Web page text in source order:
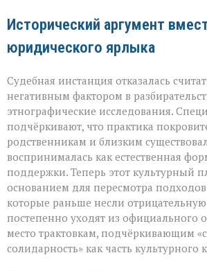
Исторический аргумент
юридического ярлыка
Судебная инстанция отказалась
негативным фактором в
этнографические исследования.
подчёркивают, что практика
родственникам и близким
воспринималась как естественная
поддержки. Теперь этот культурный
основанием для пересмотра
которые раньше несли отрицательную
постепенно уходят из официального
место трактовкам, подчёркивающим
солидарность» как часть культурного